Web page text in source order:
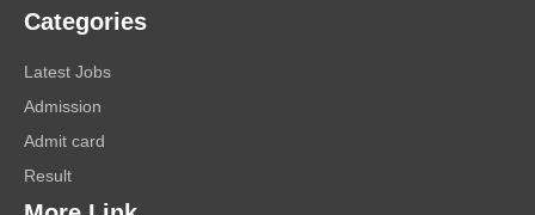
Categories
Latest Jobs
Admission
Admit card
Result